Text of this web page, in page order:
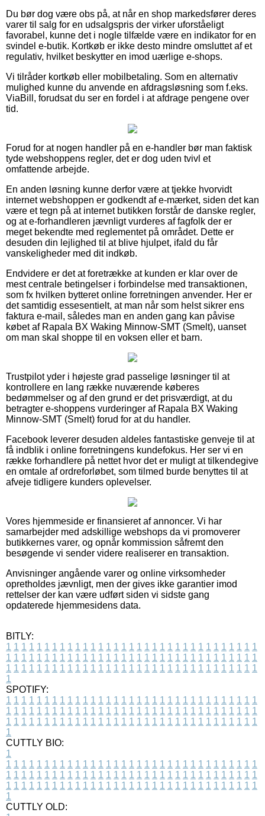
Du bør dog være obs på, at når en shop markedsfører deres
varer til salg for en udsalgspris der virker uforståeligt
favorabel, kunne det i nogle tilfælde være en indikator for en
svindel e-butik. Kortkøb er ikke desto mindre omsluttet af et
regulativ, hvilket beskytter en imod uærlige e-shops.
Vi tilråder kortkøb eller mobilbetaling. Som en alternativ
mulighed kunne du anvende en afdragsløsning som f.eks.
ViaBill, forudsat du ser en fordel i at afdrage pengene over
tid.
Forud for at nogen handler på en e-handler bør man faktisk
tyde webshoppens regler, det er dog uden tvivl et
omfattende arbejde.
En anden løsning kunne derfor være at tjekke hvorvidt
internet webshoppen er godkendt af e-mærket, siden det kan
være et tegn på at internet butikken forstår de danske regler,
og at e-forhandleren jævnligt vurderes af fagfolk der er
meget bekendte med reglementet på området. Dette er
desuden din lejlighed til at blive hjulpet, ifald du får
vanskeligheder med dit indkøb.
Endvidere er det at foretrække at kunden er klar over de
mest centrale betingelser i forbindelse med transaktionen,
som fx hvilken bytteret online forretningen anvender. Her er
det samtidig essesentielt, at man når som helst sikrer ens
faktura e-mail, således man en anden gang kan påvise
købet af Rapala BX Waking Minnow-SMT (Smelt), uanset
om man skal shoppe til en voksen eller et barn.
Trustpilot yder i højeste grad passelige løsninger til at
kontrollere en lang række nuværende køberes
bedømmelser og af den grund er det prisværdigt, at du
betragter e-shoppens vurderinger af Rapala BX Waking
Minnow-SMT (Smelt) forud for at du handler.
Facebook leverer desuden aldeles fantastiske genveje til at
få indblik i online forretningens kundefokus. Her ser vi en
række forhandlere på nettet hvor det er muligt at tilkendegive
en omtale af ordreforløbet, som tilmed burde benyttes til at
afveje tidligere kunders oplevelser.
Vores hjemmeside er finansieret af annoncer. Vi har
samarbejder med adskillige webshops da vi promoverer
butikkernes varer, og opnår kommission såfremt den
besøgende vi sender videre realiserer en transaktion.
Anvisninger angående varer og online virksomheder
opretholdes jævnligt, men der gives ikke garantier imod
rettelser der kan være udført siden vi sidste gang
opdaterede hjemmesidens data.
BITLY:
1 1 1 1 1 1 1 1 1 1 1 1 1 1 1 1 1 1 1 1 1 1 1 1 1 1 1 1 1 1 1 1 1
1 1 1 1 1 1 1 1 1 1 1 1 1 1 1 1 1 1 1 1 1 1 1 1 1 1 1 1 1 1 1 1 1
1 1 1 1 1 1 1 1 1 1 1 1 1 1 1 1 1 1 1 1 1 1 1 1 1 1 1 1 1 1 1 1 1
1
SPOTIFY:
1 1 1 1 1 1 1 1 1 1 1 1 1 1 1 1 1 1 1 1 1 1 1 1 1 1 1 1 1 1 1 1 1
1 1 1 1 1 1 1 1 1 1 1 1 1 1 1 1 1 1 1 1 1 1 1 1 1 1 1 1 1 1 1 1 1
1 1 1 1 1 1 1 1 1 1 1 1 1 1 1 1 1 1 1 1 1 1 1 1 1 1 1 1 1 1 1 1 1
1
CUTTLY BIO:
1
1 1 1 1 1 1 1 1 1 1 1 1 1 1 1 1 1 1 1 1 1 1 1 1 1 1 1 1 1 1 1 1 1
1 1 1 1 1 1 1 1 1 1 1 1 1 1 1 1 1 1 1 1 1 1 1 1 1 1 1 1 1 1 1 1 1
1 1 1 1 1 1 1 1 1 1 1 1 1 1 1 1 1 1 1 1 1 1 1 1 1 1 1 1 1 1 1 1 1
1
CUTTLY OLD: